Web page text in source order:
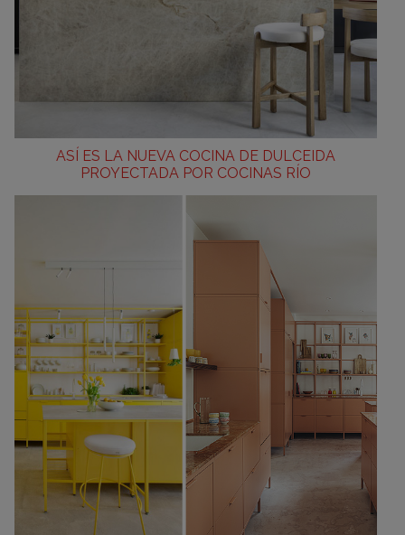
ASÍ ES LA NUEVA COCINA DE DULCEIDA
PROYECTADA POR COCINAS RÍO